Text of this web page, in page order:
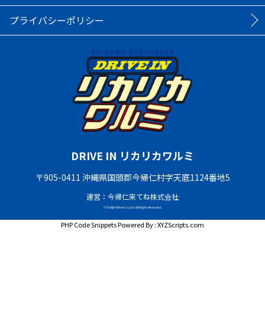
プライバシーポリシー
DRIVE IN リカリカワルミ
〒905-0411 沖縄県国頭郡今帰仁村字天底1124番地5
運営：今帰仁来てね株式会社
© Nakijin Kitene Co.,Ltd. All Rights Reserved.
PHP Code SnippetsPowered By :XYZScripts.com